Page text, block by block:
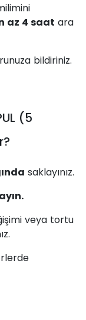
az 4 saat ara
bildiriniz.
(5
saklayınız.
veya tortu